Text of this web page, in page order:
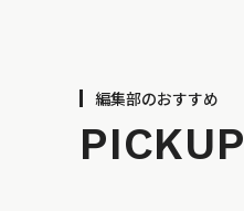
編集部のおすすめ
PICKUP